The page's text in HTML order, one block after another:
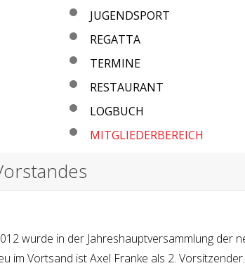
JUGENDSPORT
REGATTA
TERMINE
RESTAURANT
LOGBUCH
MITGLIEDERBEREICH
wurde in der Jahreshauptversammlung der
im Vortsand ist Axel Franke als 2.